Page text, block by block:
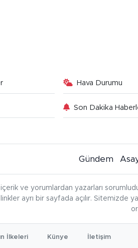
Hava Durumu
Son Dakika
Gündem
ve yorumlardan yazarları
ayrı bir sayfada açılır. Sitemizde
İlkeleri Künye İletişim